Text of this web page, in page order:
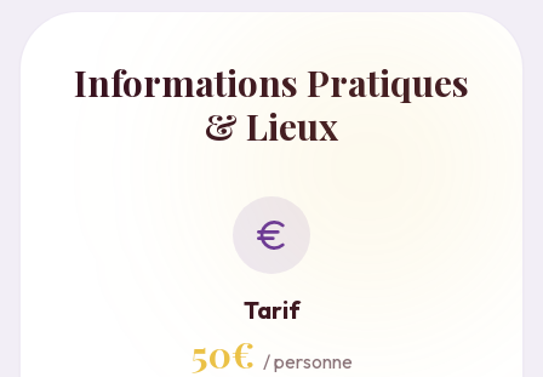
Informations Pratiques
& Lieux
Tarif
50€ / personne